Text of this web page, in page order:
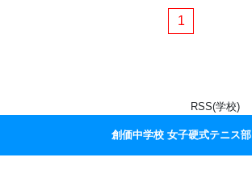
1
RSS(学校)
創価中学校 女子硬式テニス部